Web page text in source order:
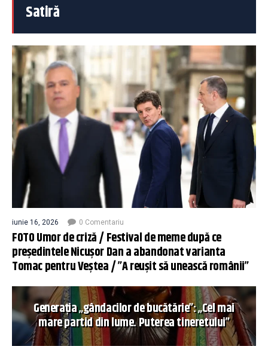
Satiră
iunie 16, 2026 0 Comentariu
FOTO Umor de criză / Festival de meme după ce
președintele Nicușor Dan a abandonat varianta
Tomac pentru Veștea / ”A reușit să unească românii”
Generația „gândacilor de bucătărie”: „Cel mai
mare partid din lume. Puterea tineretului”